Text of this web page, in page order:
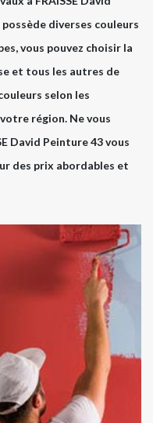
diverses couleurs
vous pouvez choisir la
et tous les autres de
selon les
région. Ne vous
David Peinture 43 vous
des prix abordables et